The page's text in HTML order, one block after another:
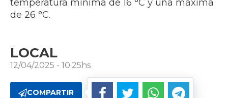
temperatura mínima de 16 °C y una máxima
de 26 °C.
LOCAL
12/04/2025 - 10:25hs
COMPARTIR